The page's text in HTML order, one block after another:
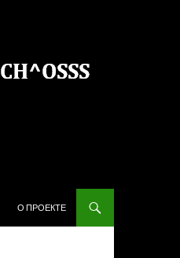
О ПРОЕКТЕ